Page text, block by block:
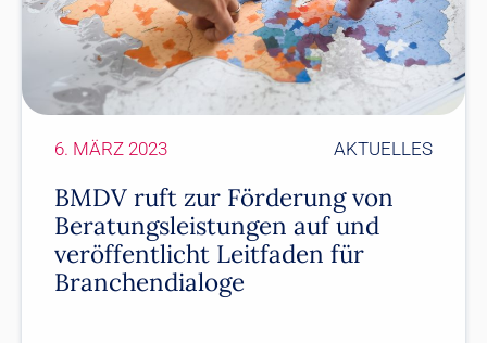
BMDV ruft zur Förderung von
Beratungsleistungen auf und
veröffentlicht Leitfaden für
Branchendialoge
AKTUELLES
6. MÄRZ 2023